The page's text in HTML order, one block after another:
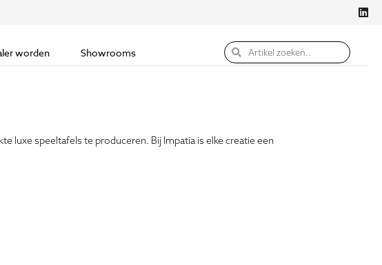
worden Showrooms
luxe speeltafels te produceren. Bij Impatia is elke creatie een